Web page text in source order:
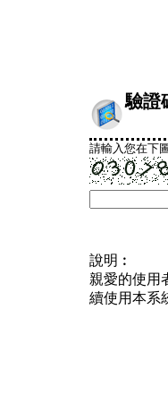
驗證
請輸入您在下
說明︰
親愛的使用
續使用本系